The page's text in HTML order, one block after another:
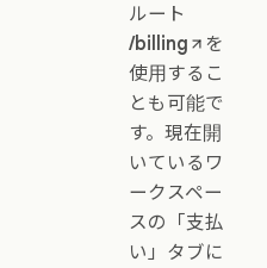
ルート
/billing
を
使用するこ
とも可能で
す。現在開
いているワ
ークスペー
スの「支払
い」タブに